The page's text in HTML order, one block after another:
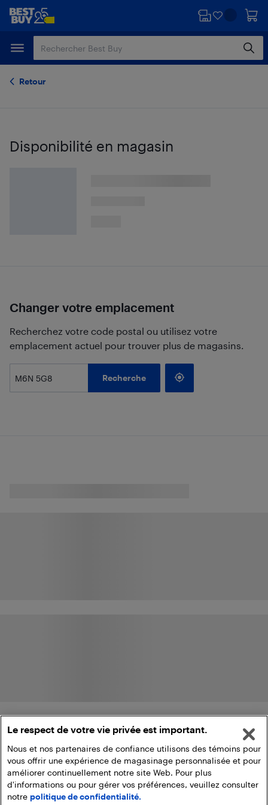
Passer
principal
Passer
Retour
Disponibilité en magasin
Changer votre emplacement
Recherchez votre code postal ou utilisez votre
emplacement actuel pour trouver plus de magasins.
Recherche
Le respect de votre vie privée est important.
Nous et nos partenaires de confiance utilisons des témoins pour
vous offrir une expérience de magasinage personnalisée et pour
améliorer continuellement notre site Web. Pour plus
d'informations ou pour gérer vos préférences, veuillez consulter
notre politique de confidentialité.